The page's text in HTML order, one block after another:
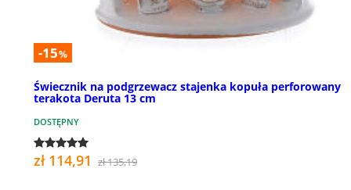
-15%
Świecznik na podgrzewacz stajenka kopuła perforowany
terakota Deruta 13 cm
DOSTĘPNY
zł 114,91 zł 135,19